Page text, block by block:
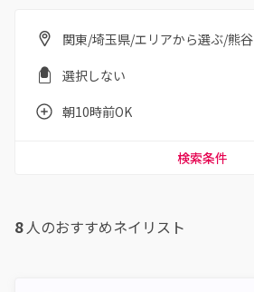
関東/埼玉県/エリアから選ぶ/熊
選択しない
朝10時前OK
検索条件
8人のおすすめネイリスト